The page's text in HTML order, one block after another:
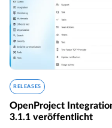
RELEASES
OpenProject
3.1.1 veröffentlicht